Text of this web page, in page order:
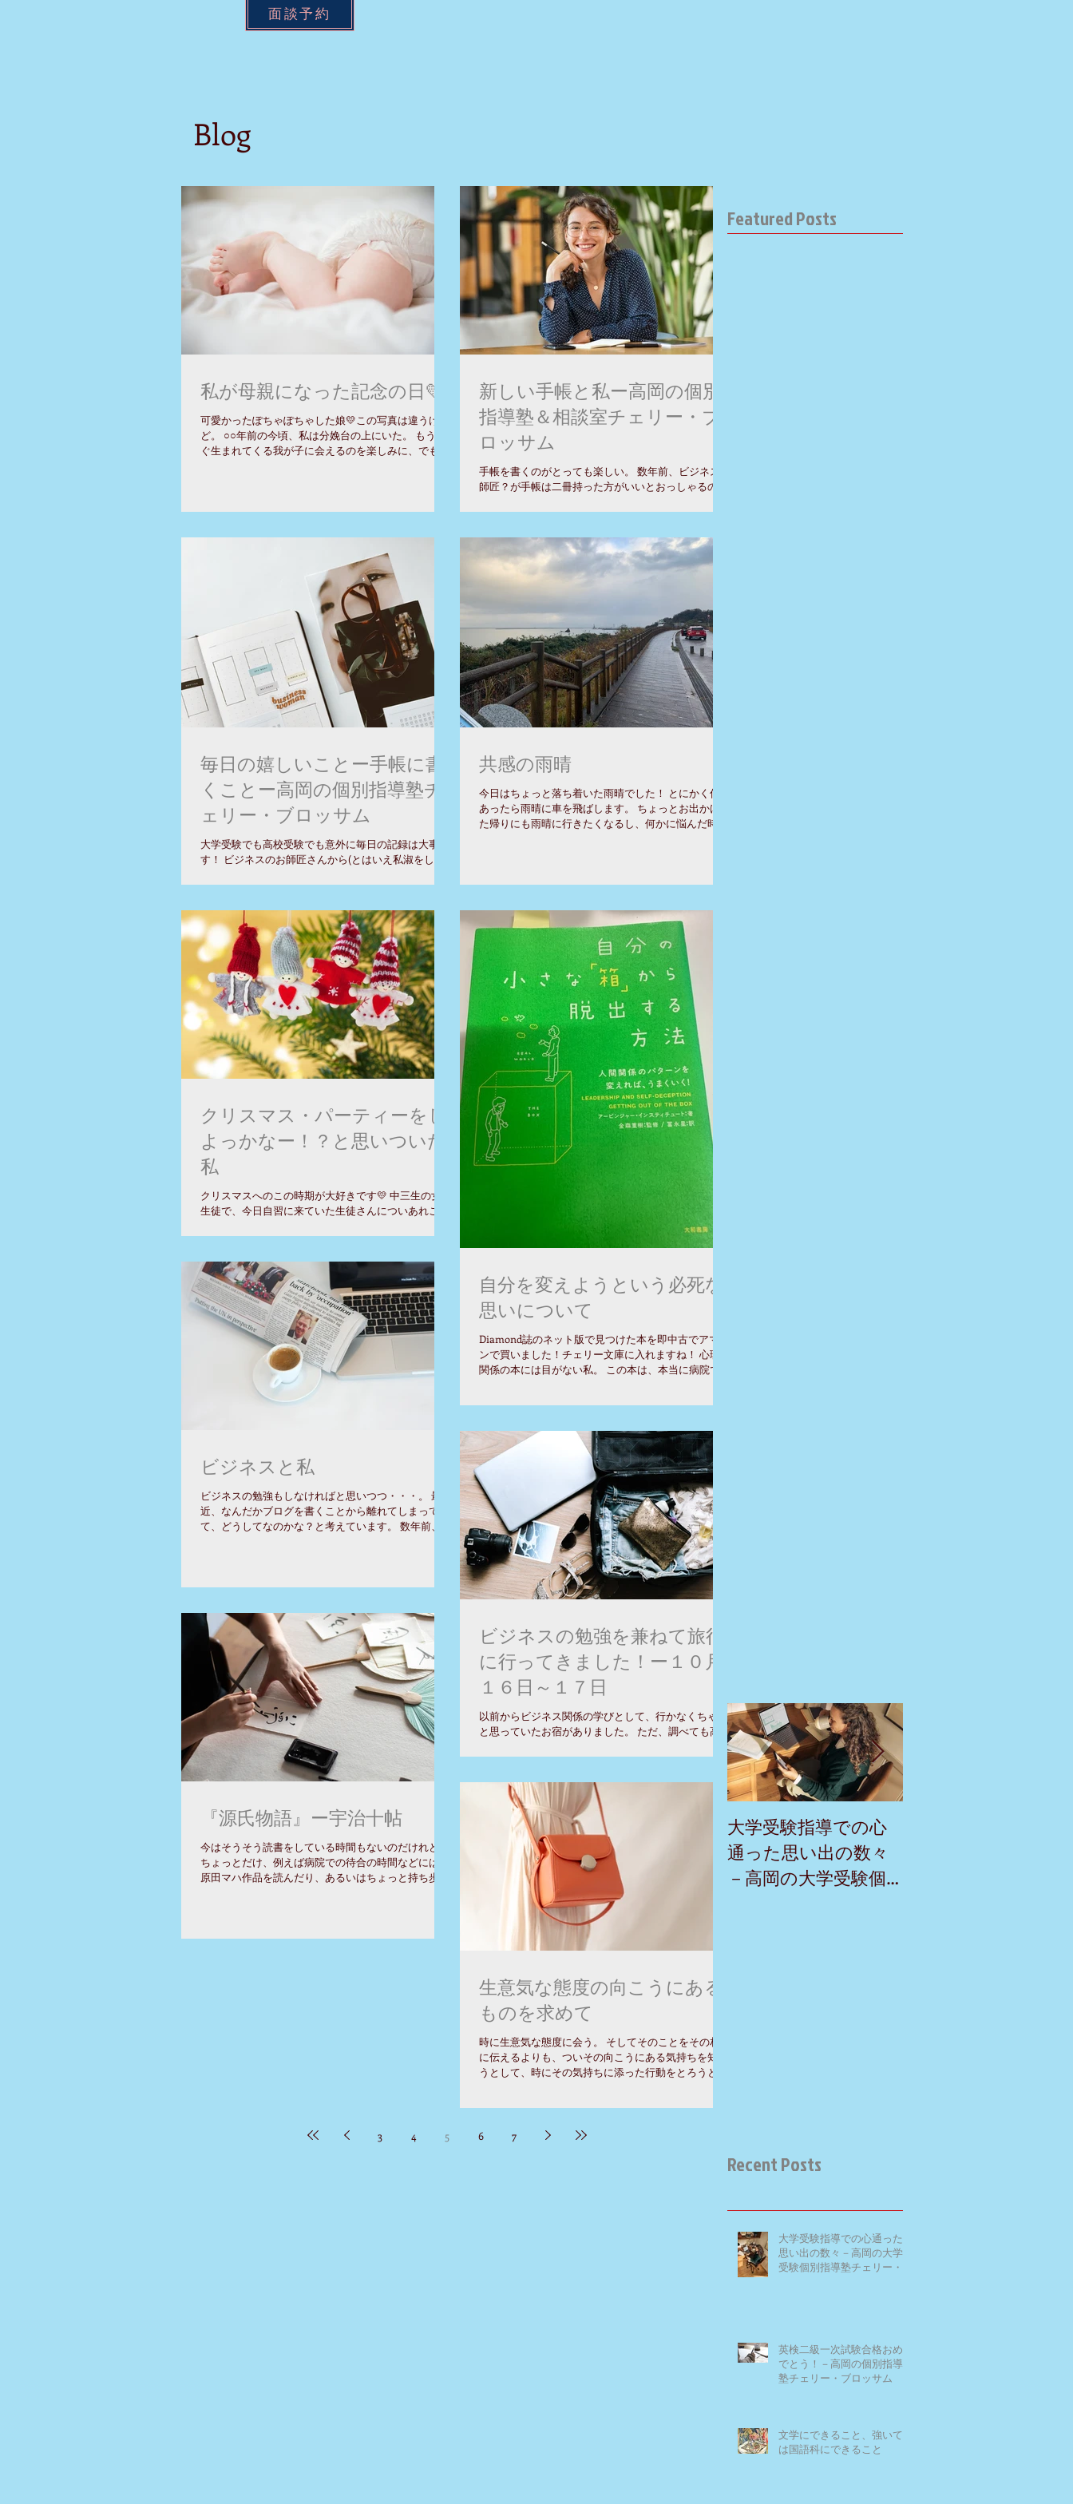
面談予約
Blog
私が母親になった記念の日💛
可愛かったぽちゃぽちゃした娘💛この写真は違うけ
ど。 ○○年前の今頃、私は分娩台の上にいた。 もうす
ぐ生まれてくる我が子に会えるのを楽しみに、でもあ
新しい手帳と私ー高岡の個別
指導塾＆相談室チェリー・ブ
ロッサム
手帳を書くのがとっても楽しい。 数年前、ビジネスの
師匠？が手帳は二冊持った方がいいとおっしゃるのを
いた。 便利と言えば便利だが、正直コスパは最悪。
に見合っている親しさがない。...
毎日の嬉しいことー手帳に書
くことー高岡の個別指導塾チ
ェリー・ブロッサム
大学受験でも高校受験でも意外に毎日の記録は大事で
す！ ビジネスのお師匠さんから(とはいえ私淑をして
付き合いがあるという程度？生意気ですみません。)、
と毎日の日記になる手帳が、あま...
共感の雨晴
今日はちょっと落ち着いた雨晴でした！ とにかく何か
あったら雨晴に車を飛ばします。 ちょっとお出かけし
た帰りにも雨晴に行きたくなるし、何かに悩んだ時
クリスマス・パーティーをし
よっかなー！？と思いついた
私
クリスマスへのこの時期が大好きです💛 中三生の女子
生徒で、今日自習に来ていた生徒さんについあれこれ
の手料理が食べてみたい・・・。 との話になりまし
自分を変えようという必死な
思いについて
Diamond誌のネット版で見つけた本を即中古でアマゾ
ンで買いました！チェリー文庫に入れますね！ 心理学
関係の本には目がない私。 この本は、本当に病院での
ビジネスと私
ビジネスの勉強もしなければと思いつつ・・・。 最
近、なんだかブログを書くことから離れてしまってい
て、どうしてなのかな？と考えています。 数年前、ビ
ビジネスの勉強を兼ねて旅行
に行ってきました！ー１０月
１６日～１７日
以前からビジネス関係の学びとして、行かなくちゃ！
と思っていたお宿がありました。 ただ、調べても高く
てとても行けないわ！と思っていたら、ある日クレジ
ットカードの特典のお知らせがあり、とんでもなくお
のお休みをどこで取ろうかな？と思...
『源氏物語』ー宇治十帖
今はそうそう読書をしている時間もないのだけれど、
ちょっとだけ、例えば病院での待合の時間などには、
原田マハ作品を読んだり、あるいはちょっと持ち歩く
生意気な態度の向こうにある
ものを求めて
時に生意気な態度に会う。 そしてそのことをその相手
に伝えるよりも、ついその向こうにある気持ちを知ろ
うとして、時にその気持ちに添った行動をとろうとし
3
4 5 6 7
Featured Posts
大学受験指導での心
通った思い出の数々
－高岡の大学受験個
Recent Posts
大学受験指導での心通った
思い出の数々－高岡の大学
受験個別指導塾チェリー・
英検二級一次試験合格おめ
でとう！－高岡の個別指導
塾チェリー・ブロッサム
文学にできること、強いて
は国語科にできること